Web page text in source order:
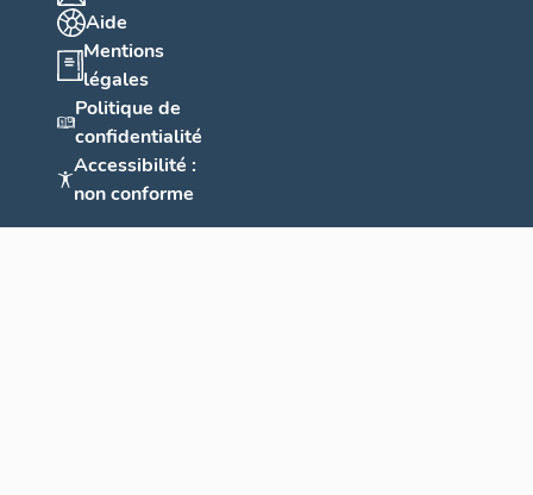
Aide
Mentions
légales
Politique de
confidentialité
Accessibilité :
non conforme